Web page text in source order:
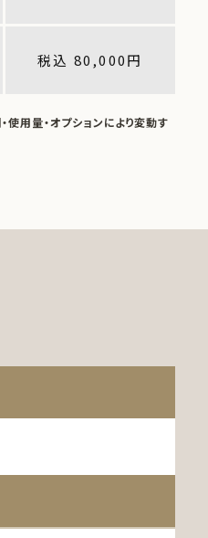
税込 80,000円
用量・オプションにより変動す